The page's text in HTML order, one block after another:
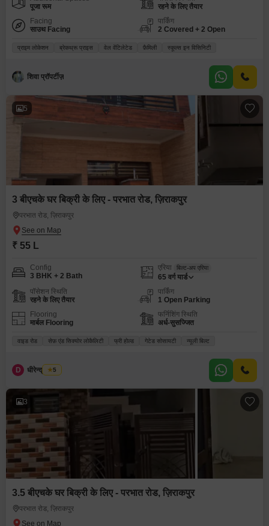
पूजा रूम
रहने के लिए तैयार
Facing
साउथ Facing
पार्किंग
2 Covered + 2 Open
प्राइम लोकेशन ब्रेकथ्रू प्राइस वेल वेंटिलेटेड फ़ैमिली स्कूल्स इन विसिनिटी
शिवा प्रॉपर्टीज़
5
3 बीएचके घर बिक्री के लिए - परभात रोड, ज़िराकपुर
परभात रोड, ज़िराकपुर
₹ 55 L
Config
3 BHK + 2 Bath
एरिया बिल्ट-अप एरिया
65 वर्ग यार्ड
पॉसेशन स्थिति
रहने के लिए तैयार
पार्किंग
1 Open Parking
Flooring
मार्बल Flooring
फर्निशिंग स्थिति
अर्ध-सुसज्जित
वाइड रोड सेफ़ एंड सिक्योर लोकैलिटी फ्री होल्ड गेटेड सोसायटी न्यूली बिल्ट
D धीरेन्द्र शुक्ला
5
3
3.5 बीएचके घर बिक्री के लिए - परभात रोड, ज़िराकपुर
परभात रोड, ज़िराकपुर